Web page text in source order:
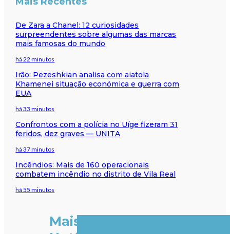
De Zara a Chanel: 12 curiosidades
surpreendentes sobre algumas das marcas
mais famosas do mundo
há 22 minutos
Irão: Pezeshkian analisa com aiatola
Khamenei situação económica e guerra com
EUA
há 33 minutos
Confrontos com a polícia no Uíge fizeram 31
feridos, dez graves — UNITA
há 37 minutos
Incêndios: Mais de 160 operacionais
combatem incêndio no distrito de Vila Real
há 55 minutos
Mais